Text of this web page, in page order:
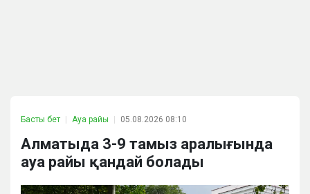
Басты бет Ауа райы 05.08.2026 08:10
Алматыда 3-9 тамыз аралығында
ауа райы қандай болады